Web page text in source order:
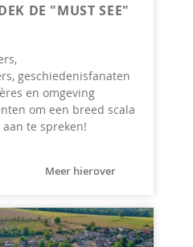
DE "MUST SEE"
geschiedenisfanaten
en omgeving
om een breed scala
te spreken!
Meer hierover